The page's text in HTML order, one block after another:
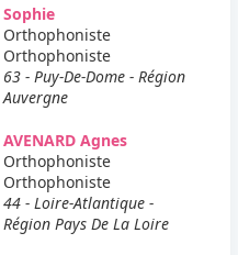
Sophie
Orthophoniste
Orthophoniste
63 - Puy-De-Dome - Région
Auvergne
AVENARD Agnes
Orthophoniste
Orthophoniste
44 - Loire-Atlantique -
Région Pays De La Loire